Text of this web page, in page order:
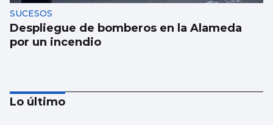
SUCESOS
Despliegue de bomberos en la Alameda
por un incendio
Lo último